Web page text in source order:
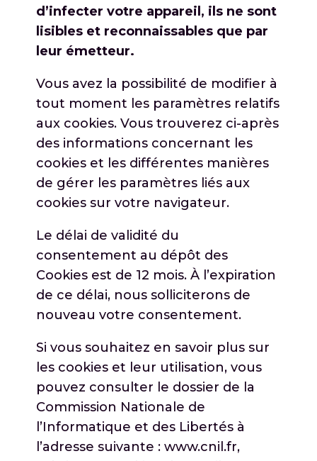
d’infecter votre appareil, ils ne sont
lisibles et reconnaissables que par
leur émetteur.
Vous avez la possibilité de modifier à
tout moment les paramètres relatifs
aux cookies. Vous trouverez ci-après
des informations concernant les
cookies et les différentes manières
de gérer les paramètres liés aux
cookies sur votre navigateur.
Le délai de validité du
consentement au dépôt des
Cookies est de 12 mois. À l’expiration
de ce délai, nous solliciterons de
nouveau votre consentement.
Si vous souhaitez en savoir plus sur
les cookies et leur utilisation, vous
pouvez consulter le dossier de la
Commission Nationale de
l’Informatique et des Libertés à
l’adresse suivante : www.cnil.fr,